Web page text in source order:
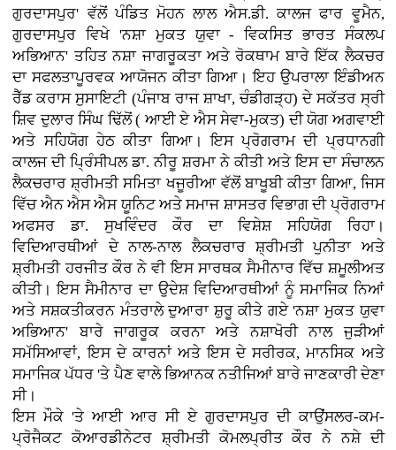
ਗੁਰਦਾਸਪੁਰ' ਵੱਲੋਂ ਪੰਡਿਤ ਮੋਹਨ ਲਾਲ ਐਸ.ਡੀ. ਕਾਲਜ ਫਾਰ ਵੂਮੈਨ,
ਗੁਰਦਾਸਪੁਰ ਵਿਖੇ 'ਨਸ਼ਾ ਮੁਕਤ ਯੁਵਾ - ਵਿਕਸਿਤ ਭਾਰਤ ਸੰਕਲਪ
ਅਭਿਆਨ' ਤਹਿਤ ਨਸ਼ਾ ਜਾਗਰੂਕਤਾ ਅਤੇ ਰੋਕਥਾਮ ਬਾਰੇ ਇੱਕ ਲੈਕਚਰ
ਦਾ ਸਫਲਤਾਪੂਰਵਕ ਆਯੋਜਨ ਕੀਤਾ ਗਿਆ। ਇਹ ਉਪਰਾਲਾ ਇੰਡੀਅਨ
ਰੈੱਡ ਕਰਾਸ ਸੁਸਾਇਟੀ (ਪੰਜਾਬ ਰਾਜ ਸ਼ਾਖਾ, ਚੰਡੀਗੜ੍ਹ) ਦੇ ਸਕੱਤਰ ਸ੍ਰੀ
ਸ਼ਿਵ ਦੁਲਾਰ ਸਿੰਘ ਢਿੱਲੋਂ ( ਆਈ ਏ ਐਸ ਸੇਵਾ-ਮੁਕਤ) ਦੀ ਯੋਗ ਅਗਵਾਈ
ਅਤੇ ਸਹਿਯੋਗ ਹੇਠ ਕੀਤਾ ਗਿਆ। ਇਸ ਪ੍ਰੋਗਰਾਮ ਦੀ ਪ੍ਰਧਾਨਗੀ
ਕਾਲਜ ਦੀ ਪ੍ਰਿੰਸੀਪਲ ਡਾ. ਨੀਰੂ ਸ਼ਰਮਾ ਨੇ ਕੀਤੀ ਅਤੇ ਇਸ ਦਾ ਸੰਚਾਲਨ
ਲੈਕਚਰਾਰ ਸ਼੍ਰੀਮਤੀ ਸਮਿਤਾ ਖਜੂਰੀਆ ਵੱਲੋਂ ਬਾਖੂਬੀ ਕੀਤਾ ਗਿਆ, ਜਿਸ
ਵਿੱਚ ਐਨ ਐਸ ਐਸ ਯੂਨਿਟ ਅਤੇ ਸਮਾਜ ਸ਼ਾਸਤਰ ਵਿਭਾਗ ਦੀ ਪ੍ਰੋਗਰਾਮ
ਅਫਸਰ ਡਾ. ਸੁਖਵਿੰਦਰ ਕੌਰ ਦਾ ਵਿਸ਼ੇਸ਼ ਸਹਿਯੋਗ ਰਿਹਾ।
ਵਿਦਿਆਰਥੀਆਂ ਦੇ ਨਾਲ-ਨਾਲ ਲੈਕਚਰਾਰ ਸ਼੍ਰੀਮਤੀ ਪੁਨੀਤਾ ਅਤੇ
ਸ਼੍ਰੀਮਤੀ ਹਰਜੀਤ ਕੌਰ ਨੇ ਵੀ ਇਸ ਸਾਰਥਕ ਸੈਮੀਨਾਰ ਵਿੱਚ ਸ਼ਮੂਲੀਅਤ
ਕੀਤੀ। ਇਸ ਸੈਮੀਨਾਰ ਦਾ ਉਦੇਸ਼ ਵਿਦਿਆਰਥੀਆਂ ਨੂੰ ਸਮਾਜਿਕ ਨਿਆਂ
ਅਤੇ ਸਸ਼ਕਤੀਕਰਨ ਮੰਤਰਾਲੇ ਦੁਆਰਾ ਸ਼ੁਰੂ ਕੀਤੇ ਗਏ 'ਨਸ਼ਾ ਮੁਕਤ ਯੁਵਾ
ਅਭਿਆਨ' ਬਾਰੇ ਜਾਗਰੂਕ ਕਰਨਾ ਅਤੇ ਨਸ਼ਾਖੋਰੀ ਨਾਲ ਜੁੜੀਆਂ
ਸਮੱਸਿਆਵਾਂ, ਇਸ ਦੇ ਕਾਰਨਾਂ ਅਤੇ ਇਸ ਦੇ ਸਰੀਰਕ, ਮਾਨਸਿਕ ਅਤੇ
ਸਮਾਜਿਕ ਪੱਧਰ 'ਤੇ ਪੈਣ ਵਾਲੇ ਭਿਆਨਕ ਨਤੀਜਿਆਂ ਬਾਰੇ ਜਾਣਕਾਰੀ ਦੇਣਾ
ਸੀ।
ਇਸ ਮੌਕੇ 'ਤੇ ਆਈ ਆਰ ਸੀ ਏ ਗੁਰਦਾਸਪੁਰ ਦੀ ਕਾਉਂਸਲਰ-ਕਮ-
ਪ੍ਰੋਜੈਕਟ ਕੋਆਰਡੀਨੇਟਰ ਸ਼੍ਰੀਮਤੀ ਕੋਮਲਪ੍ਰੀਤ ਕੌਰ ਨੇ ਨਸ਼ੇ ਦੀ